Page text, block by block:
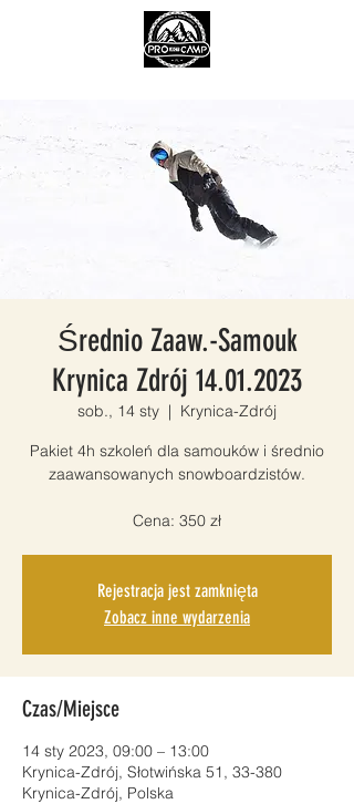
Średnio Zaaw.-Samouk
Krynica Zdrój 14.01.2023
sob., 14 sty
  |
Krynica-Zdrój
Pakiet 4h szkoleń dla samouków i średnio
zaawansowanych snowboardzistów.
Cena: 350 zł
Rejestracja jest zamknięta
Zobacz inne wydarzenia
Czas/Miejsce
14 sty 2023, 09:00 – 13:00
Krynica-Zdrój, Słotwińska 51, 33-380
Krynica-Zdrój, Polska